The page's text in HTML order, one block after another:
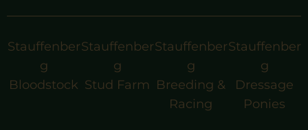
Stauffenber
g
Bloodstock
Stauffenber
g
Stud Farm
Stauffenber
g
Breeding &
Racing
Stauffenber
g
Dressage
Ponies